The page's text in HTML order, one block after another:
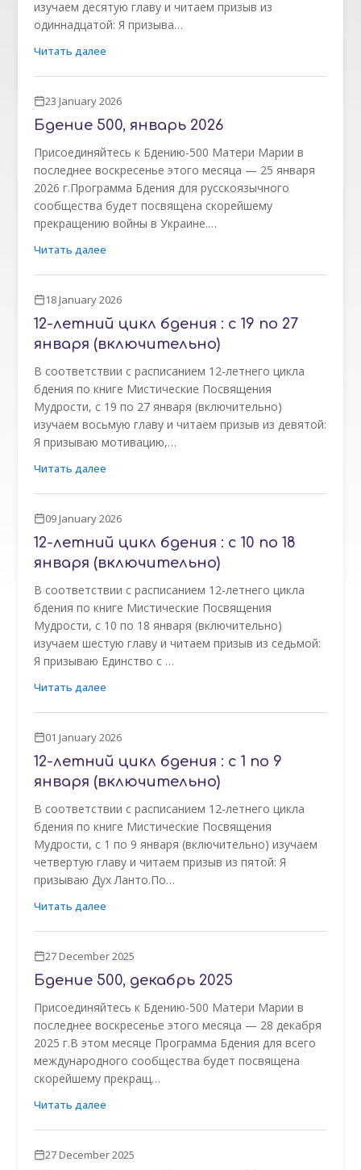
изучаем десятую главу и читаем призыв из
одиннадцатой: Я призыва…
Читать далее
23 January 2026
Бдение 500, январь 2026
Присоединяйтесь к Бдению-500 Матери Марии в
последнее воскресенье этого месяца — 25 января
2026 г.Программа Бдения для русскоязычного
сообщества будет посвящена скорейшему
прекращению войны в Украине.…
Читать далее
18 January 2026
12-летний цикл бдения : с 19 по 27
января (включительно)
В соответствии с расписанием 12-летнего цикла
бдения по книге Мистические Посвящения
Мудрости, с 19 по 27 января (включительно)
изучаем восьмую главу и читаем призыв из девятой:
Я призываю мотивацию,…
Читать далее
09 January 2026
12-летний цикл бдения : с 10 по 18
января (включительно)
В соответствии с расписанием 12-летнего цикла
бдения по книге Мистические Посвящения
Мудрости, с 10 по 18 января (включительно)
изучаем шестую главу и читаем призыв из седьмой:
Я призываю Единство с …
Читать далее
01 January 2026
12-летний цикл бдения : с 1 по 9
января (включительно)
В соответствии с расписанием 12-летнего цикла
бдения по книге Мистические Посвящения
Мудрости, с 1 по 9 января (включительно) изучаем
четвертую главу и читаем призыв из пятой: Я
призываю Дух Ланто.По…
Читать далее
27 December 2025
Бдение 500, декабрь 2025
Присоединяйтесь к Бдению-500 Матери Марии в
последнее воскресенье этого месяца — 28 декабря
2025 г.В этом месяце Программа Бдения для всего
международного сообщества будет посвящена
скорейшему прекращ…
Читать далее
27 December 2025